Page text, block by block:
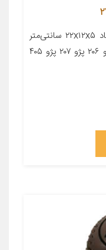
معرفی محصول جزئیات محصول ابعاد ۲۲x۱۲x۵ سانتی‌متر
جنس ویسکوز مناسب برای خودرو پژو ۲۰۶ پژو ۲۰۷ پژو ۴۰۵